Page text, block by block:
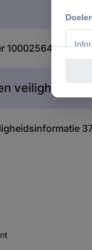
100025643